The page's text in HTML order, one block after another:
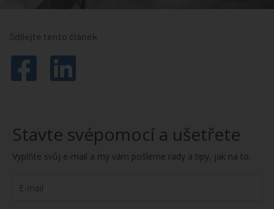
Sdílejte tento článek
Stavte svépomocí a ušetřete
Vyplňte svůj e-mail a my vám pošleme rady a tipy, jak na to.